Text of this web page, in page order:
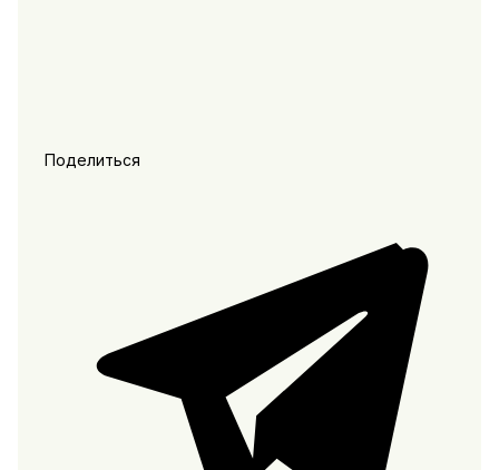
Поделиться